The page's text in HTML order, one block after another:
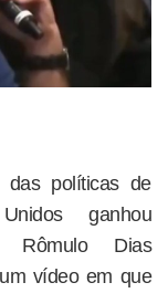
das políticas de
ganhou
Rômulo Dias
vídeo em que